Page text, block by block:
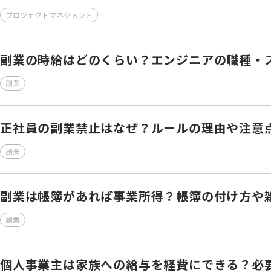
プロジェクトマネジメント
副業の時給はどのくらい？エンジニアの職種・
副業
正社員の副業禁止はなぜ？ルールの理由や注意
副業
副業は帳簿があれば事業所得？帳簿の付け方や
副業
個人事業主は家族への給与を経費にできる？必